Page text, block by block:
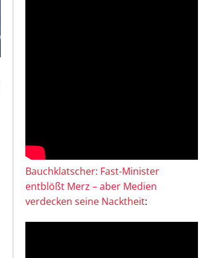
Bauchklatscher: Fast-Minister
entblößt Merz – aber Medien
verdecken seine Nacktheit: